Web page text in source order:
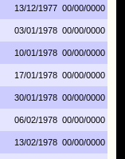
13/12/1977 00/00/0000
03/01/1978 00/00/0000
10/01/1978 00/00/0000
17/01/1978 00/00/0000
30/01/1978 00/00/0000
06/02/1978 00/00/0000
13/02/1978 00/00/0000